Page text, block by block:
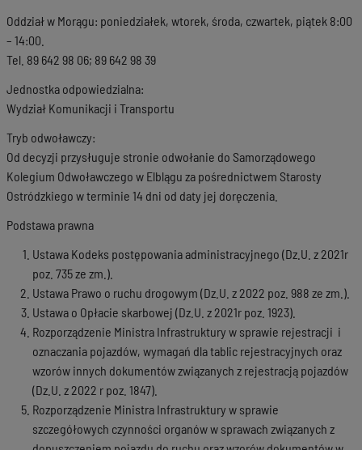
Oddział w Morągu: poniedziałek, wtorek, środa, czwartek, piątek 8:00
– 14:00.
Tel. 89 642 98 06; 89 642 98 39
Jednostka odpowiedzialna:
Wydział Komunikacji i Transportu
Tryb odwoławczy:
Od decyzji przysługuje stronie odwołanie do Samorządowego
Kolegium Odwoławczego w Elblągu za pośrednictwem Starosty
Ostródzkiego w terminie 14 dni od daty jej doręczenia.
Podstawa prawna
Ustawa Kodeks postępowania administracyjnego (Dz.U. z 2021r
poz. 735 ze zm.).
Ustawa Prawo o ruchu drogowym (Dz.U. z 2022 poz. 988 ze zm.).
Ustawa o Opłacie skarbowej (Dz.U. z 2021r poz. 1923).
Rozporządzenie Ministra Infrastruktury w sprawie rejestracji i
oznaczania pojazdów, wymagań dla tablic rejestracyjnych oraz
wzorów innych dokumentów związanych z rejestracją pojazdów
(Dz.U. z 2022 r poz. 1847).
Rozporządzenie Ministra Infrastruktury w sprawie
szczegółowych czynności organów w sprawach związanych z